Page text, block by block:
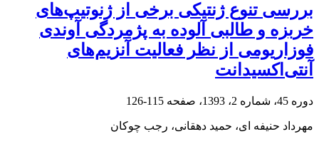
بررسی تنوع ژنتیکی برخی از ژنوتیپ‌های
خربزه و طالبی آلوده به پژمردگی آوندی
فوزاریومی از نظر فعالیت آنزیم‌های
آنتی‌اکسیدانت
دوره 45، شماره 2، 1393، صفحه 115-126
مهرداد حنیفه ای، حمید دهقانی، رجب چوکان